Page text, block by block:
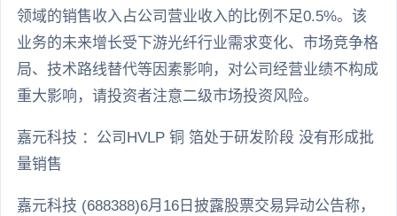
领域的销售收入占公司营业收入的比例不足0.5%。该
业务的未来增长受下游光纤行业需求变化、市场竞争格
局、技术路线替代等因素影响，对公司经营业绩不构成
重大影响，请投资者注意二级市场投资风险。
嘉元科技 ：公司HVLP 铜 箔处于研发阶段 没有形成批
量销售
嘉元科技 (688388)6月16日披露股票交易异动公告称，